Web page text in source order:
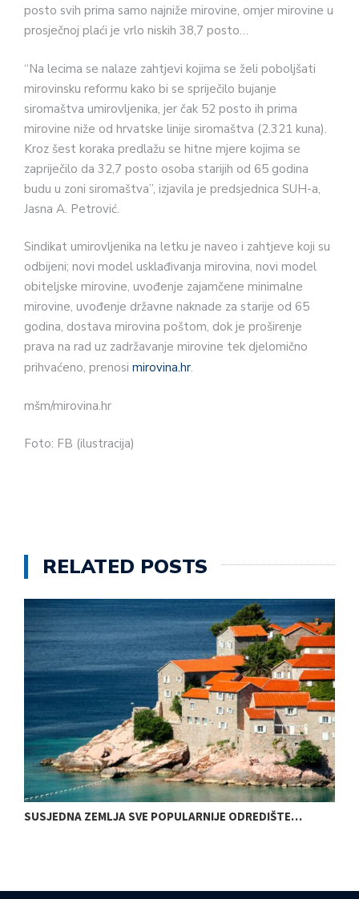
posto svih prima samo najniže mirovine, omjer mirovine u
prosječnoj plaći je vrlo niskih 38,7 posto…
“Na lecima se nalaze zahtjevi kojima se želi poboljšati
mirovinsku reformu kako bi se spriječilo bujanje
siromaštva umirovljenika, jer čak 52 posto ih prima
mirovine niže od hrvatske linije siromaštva (2.321 kuna).
Kroz šest koraka predlažu se hitne mjere kojima se
zapriječilo da 32,7 posto osoba starijih od 65 godina
budu u zoni siromaštva”, izjavila je predsjednica SUH-a,
Jasna A. Petrović.
Sindikat umirovljenika na letku je naveo i zahtjeve koji su
odbijeni; novi model usklađivanja mirovina, novi model
obiteljske mirovine, uvođenje zajamčene minimalne
mirovine, uvođenje državne naknade za starije od 65
godina, dostava mirovina poštom, dok je proširenje
prava na rad uz zadržavanje mirovine tek djelomično
prihvaćeno, prenosi mirovina.hr.
mšm/mirovina.hr
Foto: FB (ilustracija)
RELATED POSTS
SUSJEDNA ZEMLJA SVE POPULARNIJE ODREDIŠTE…